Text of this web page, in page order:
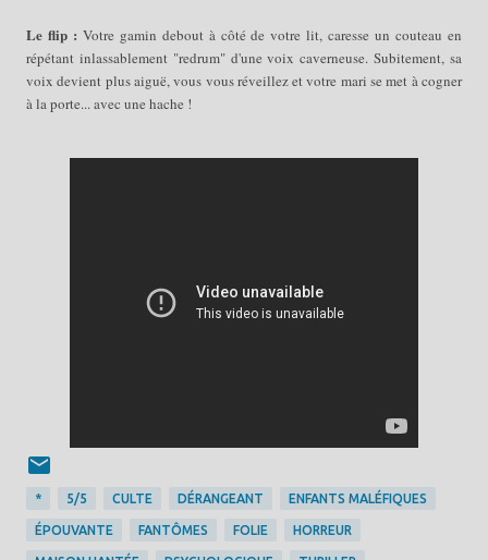
Le flip : Votre gamin debout à côté de votre lit, caresse un couteau en
répétant inlassablement "redrum" d'une voix caverneuse. Subitement, sa
voix devient plus aiguë, vous vous réveillez et votre mari se met à cogner
à la porte... avec une hache !
* 5/5 CULTE DÉRANGEANT ENFANTS MALÉFIQUES
ÉPOUVANTE FANTÔMES FOLIE HORREUR